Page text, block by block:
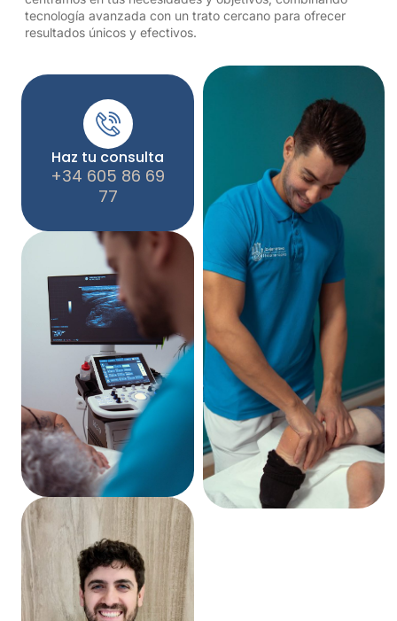
Haz tu consulta
+34 605 86 69
77
tecnología avanzada con un trato cercano para ofrecer
resultados únicos y efectivos.